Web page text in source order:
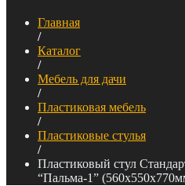
Главная
/
Каталог
/
Мебель для дачи
/
Пластиковая мебель
/
Пластиковые стулья
/
Пластиковый стул
“Пальма-1”